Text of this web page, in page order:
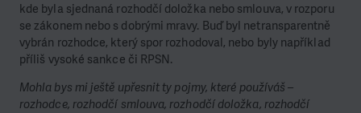
kde byla sjednaná rozhodčí doložka nebo smlouva, v rozporu
se zákonem nebo s dobrými mravy. Buď byl netransparentně
vybrán rozhodce, který spor rozhodoval, nebo byly například
příliš vysoké sankce či RPSN.
Mohla bys mi ještě upřesnit ty pojmy, které používáš –
rozhodce, rozhodčí smlouva, rozhodčí doložka, rozhodčí